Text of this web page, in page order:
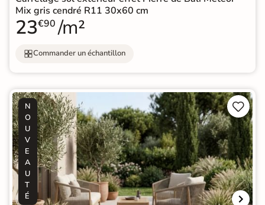
Mix gris cendré R11 30x60 cm
23€90 /m²
Commander un échantillon
N
O
U
V
E
A
U
T
É

